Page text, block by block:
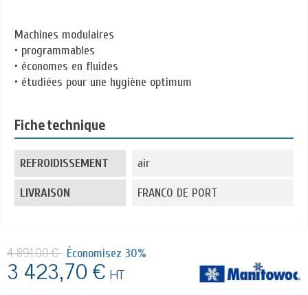
Machines modulaires
• programmables
• économes en fluides
• étudiées pour une hygiène optimum
Fiche technique
REFROIDISSEMENT air
LIVRAISON FRANCO DE PORT
4 891,00 € Économisez 30%
3 423,70 € HT